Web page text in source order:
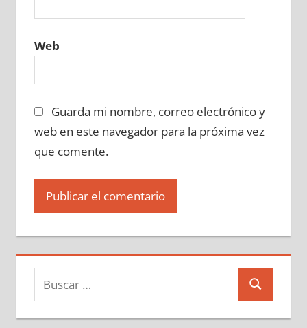
Web
Guarda mi nombre, correo electrónico y
web en este navegador para la próxima vez
que comente.
Buscar